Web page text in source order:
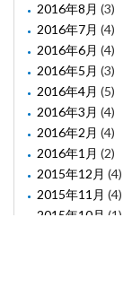
2016年8月 (3)
2016年7月 (4)
2016年6月 (4)
2016年5月 (3)
2016年4月 (5)
2016年3月 (4)
2016年2月 (4)
2016年1月 (2)
2015年12月 (4)
2015年11月 (4)
2015年10月 (1)